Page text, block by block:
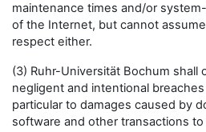
maintenance times and/or
of the Internet, but cannot
respect either.
(3) Ruhr-Universität Bochum shall
negligent and intentional
particular to damages caused by
software and other transactions